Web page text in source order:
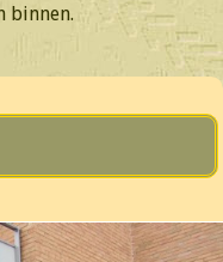
binnen.